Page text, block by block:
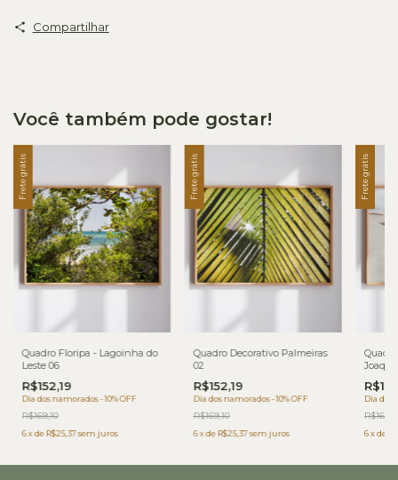
Compartilhar
Você também pode gostar!
Frete grátis
Quadro Floripa - Lagoinha do
Leste 06
R$152,19
Dia dos namorados - 10% OFF
R$169,10
6xdeR$25,37sem juros
Frete grátis
Quadro Decorativo Palmeiras
02
R$152,19
Dia dos namorados - 10% OFF
R$169,10
6xdeR$25,37sem juros
Frete grátis
Dia dos
6xde